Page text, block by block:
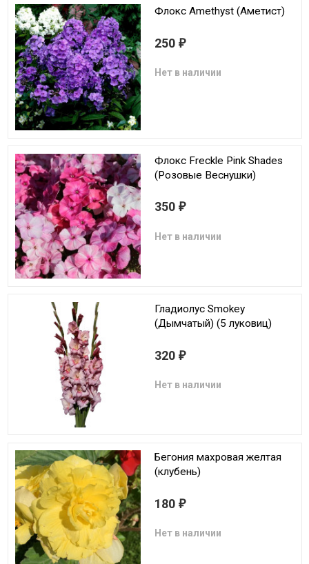
Флокс Amethyst (Аметист)
250 ₽
Нет в наличии
Флокс Freckle Pink Shades
(Розовые Веснушки)
350 ₽
Нет в наличии
Гладиолус Smokey
(Дымчатый) (5 луковиц)
320 ₽
Нет в наличии
Бегония махровая желтая
(клубень)
180 ₽
Нет в наличии